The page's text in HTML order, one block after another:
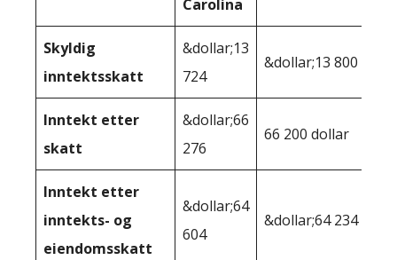
Carolina
Skyldig
inntektsskatt
&dollar;13
724
&dollar;13 800
Inntekt etter
skatt
&dollar;66
276
66 200 dollar
Inntekt etter
inntekts- og
eiendomsskatt
&dollar;64
604
&dollar;64 234